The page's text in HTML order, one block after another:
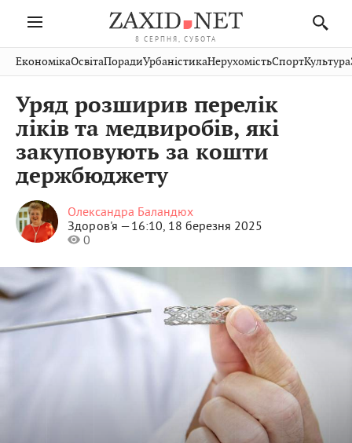
8 СЕРПНЯ, СУБОТА
Івано-
Франківськ
Волинь
Закарпаття
Рівне
Шептицький
Стрий
Хмельницький
Вінниця
Публікації
Авто СловкоКультура
Кіно Дім СпортКраєзнавство
ФотоОсвітаНерухомість
Домашні
ЕкономікаОсвітаПорадиУрбаністикаНерухомістьСпортКультура
Уряд розширив перелік
ліків та медвиробів, які
закуповують за кошти
держбюджету
Олександра Баландюх
Здоров'я —16:10, 18 березня 2025
0